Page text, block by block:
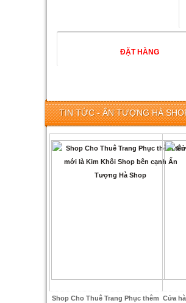
TIN TỨC - ẤN TƯỢNG HÀ
Shop Cho Thuê Trang Phục thêm Cửa